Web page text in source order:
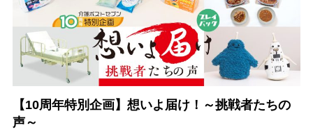
【10周年特別企画】想いよ届け！～挑戦者たちの
声～